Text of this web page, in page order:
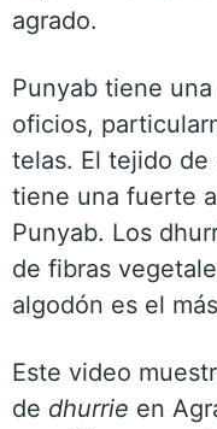
agrado.
Punyab tiene
oficios,
telas. El tejido de
tiene una fuerte
Punyab. Los
de fibras
algodón es el
Este video
de dhurrie en